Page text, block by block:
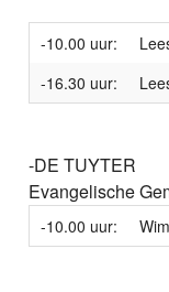
-10.00 uur:
-16.30 uur:
-DE TUYTER
Evangelische
-10.00 uur: